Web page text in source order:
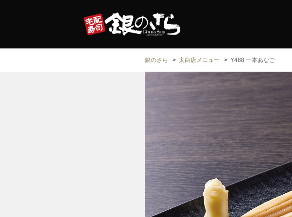
銀のさら 太白店メニュー Y488 一本あなご